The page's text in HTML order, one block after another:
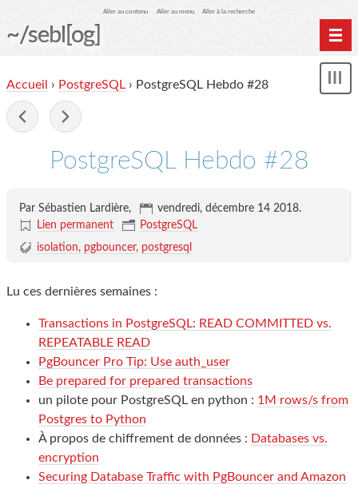
Aller au contenu Aller au menu Aller à la recherche
~/sebl[og]
Archives
Accueil › PostgreSQL › PostgreSQL Hebdo #28
PostgreSQL Hebdo #28
Par Sébastien Lardière, vendredi, décembre 14 2018.
Lien permanent
PostgreSQL
isolation
pgbouncer postgresql
Lu ces dernières semaines :
Transactions in PostgreSQL: READ COMMITTED vs.
REPEATABLE READ
PgBouncer Pro Tip: Use auth_user
Be prepared for prepared transactions
un pilote pour PostgreSQL en python : 1M rows/s from
Postgres to Python
À propos de chiffrement de données : Databases vs.
encryption
Securing Database Traffic with PgBouncer and Amazon